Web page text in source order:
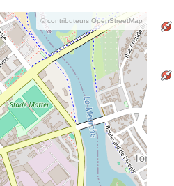
© contributeurs OpenStreetMap